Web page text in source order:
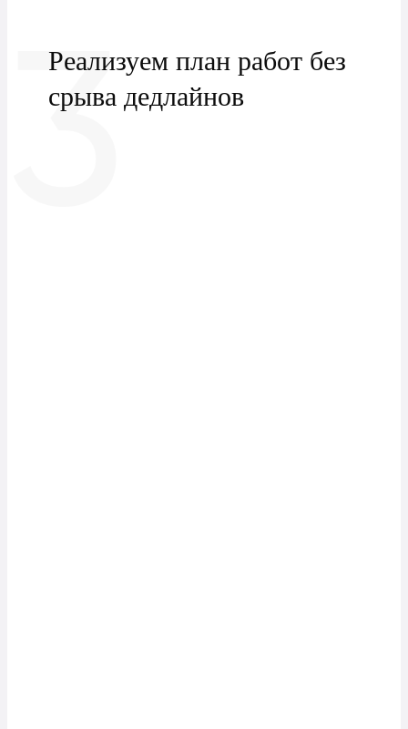
3
Реализуем план работ без
срыва дедлайнов